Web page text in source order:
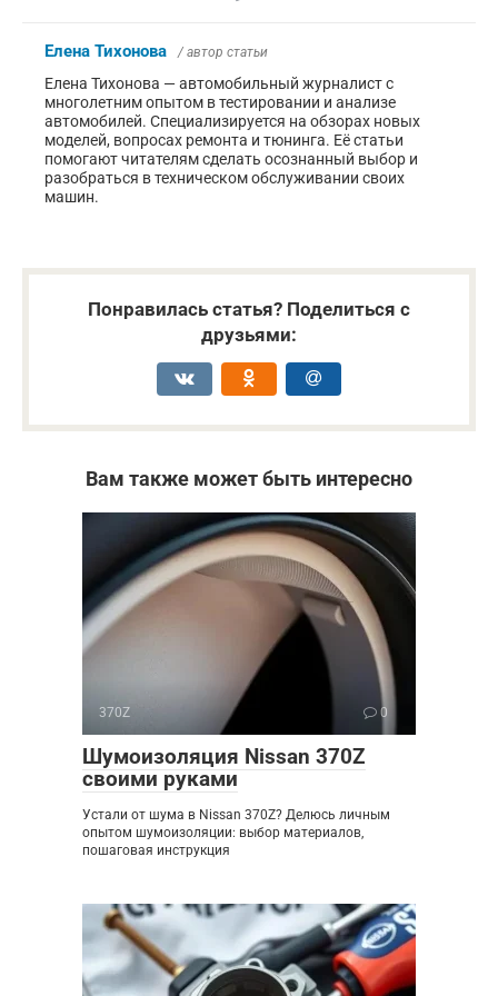
Елена Тихонова / автор статьи
Елена Тихонова — автомобильный журналист с
многолетним опытом в тестировании и анализе
автомобилей. Специализируется на обзорах новых
моделей, вопросах ремонта и тюнинга. Её статьи
помогают читателям сделать осознанный выбор и
разобраться в техническом обслуживании своих
машин.
Понравилась статья? Поделиться с
друзьями:
Вам также может быть интересно
370Z 0
Шумоизоляция Nissan 370Z
своими руками
Устали от шума в Nissan 370Z? Делюсь личным
опытом шумоизоляции: выбор материалов,
пошаговая инструкция